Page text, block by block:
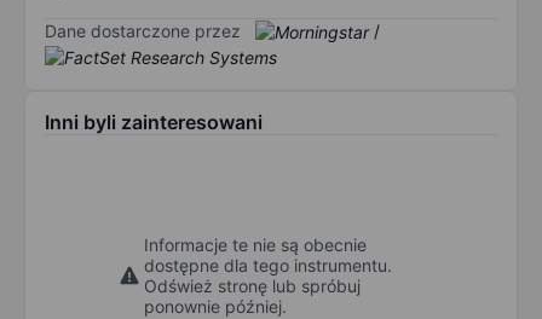
Dane dostarczone przez /
Inni byli zainteresowani
Informacje te nie są obecnie
dostępne dla tego instrumentu.
Odśwież stronę lub spróbuj
ponownie później.